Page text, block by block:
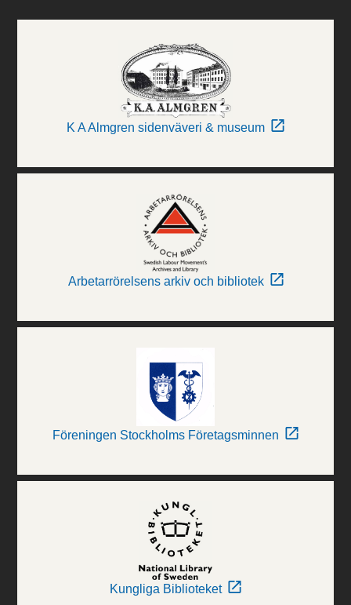
K A Almgren sidenväveri & museum
Arbetarrörelsens arkiv och bibliotek
Föreningen Stockholms Företagsminnen
Kungliga Biblioteket